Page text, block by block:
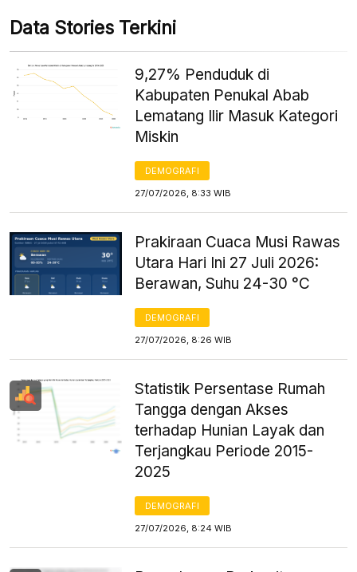
Data Stories Terkini
9,27% Penduduk di
Kabupaten Penukal Abab
Lematang Ilir Masuk Kategori
Miskin
DEMOGRAFI
27/07/2026, 8:33 WIB
Prakiraan Cuaca Musi Rawas
Utara Hari Ini 27 Juli 2026:
Berawan, Suhu 24-30 °C
DEMOGRAFI
27/07/2026, 8:26 WIB
Statistik Persentase Rumah
Tangga dengan Akses
terhadap Hunian Layak dan
Terjangkau Periode 2015-
2025
DEMOGRAFI
27/07/2026, 8:24 WIB